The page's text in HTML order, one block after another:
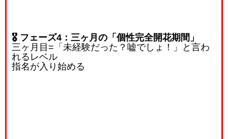
🎖️ フェーズ4：三ヶ月の「個性完全開花期間」
三ヶ月目 = 「未経験だった？嘘でしょ！」と言わ
れるレベル
指名が入り始める